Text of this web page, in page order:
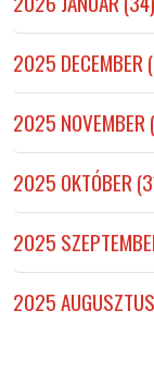
2025 DECEMBER
2025 NOVEMBER
2025 OKTÓBER
2025
2025